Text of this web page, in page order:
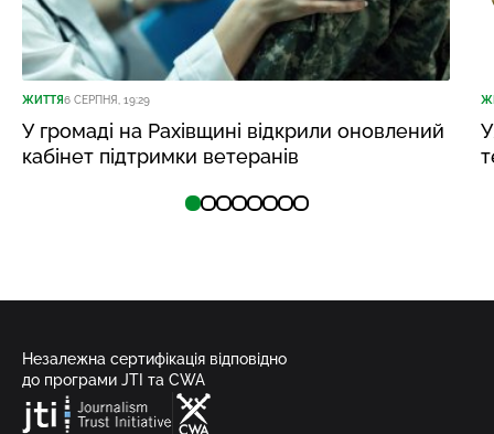
ЖИТТЯ6 СЕРПНЯ, 19:29
У громаді на Рахівщині відкрили оновлений
кабінет підтримки ветеранів
Незалежна сертифікація відповідно
до програми JTI та CWA